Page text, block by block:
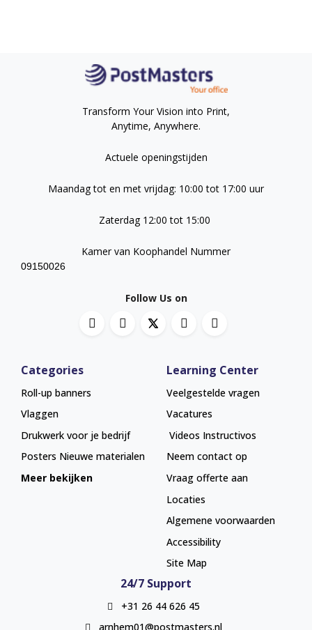
Transform Your Vision into Print,
Anytime, Anywhere.
Actuele openingstijden
Maandag tot en met vrijdag: 10:00 tot 17:00 uur
Zaterdag 12:00 tot 15:00
Kamer van Koophandel Nummer
09150026
Follow Us on
Categories
Roll-up banners
Vlaggen
Drukwerk voor je bedrijf
Posters Nieuwe materialen
Meer bekijken
Learning Center
Veelgestelde vragen
Vacatures
Videos Instructivos
Neem contact op
Vraag offerte aan
Locaties
Algemene voorwaarden
Accessibility
Site Map
24/7 Support
+31 26 44 626 45
arnhem01@postmasters.nl